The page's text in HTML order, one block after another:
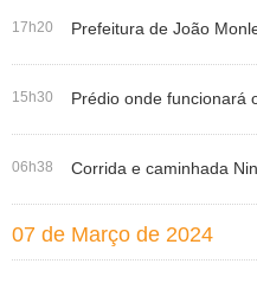
17h20 Prefeitura de João
15h30 Prédio onde funcionará
06h38 Corrida e caminhada
07 de Março de 2024